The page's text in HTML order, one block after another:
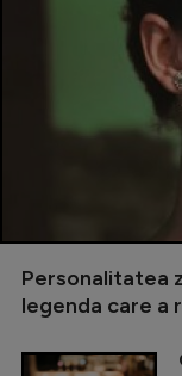
Personalitatea
legenda care